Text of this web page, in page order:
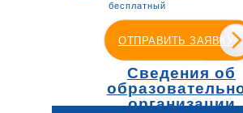
бесплатный
ОТПРАВИТЬ ЗАЯВКУ
Сведения об
организации